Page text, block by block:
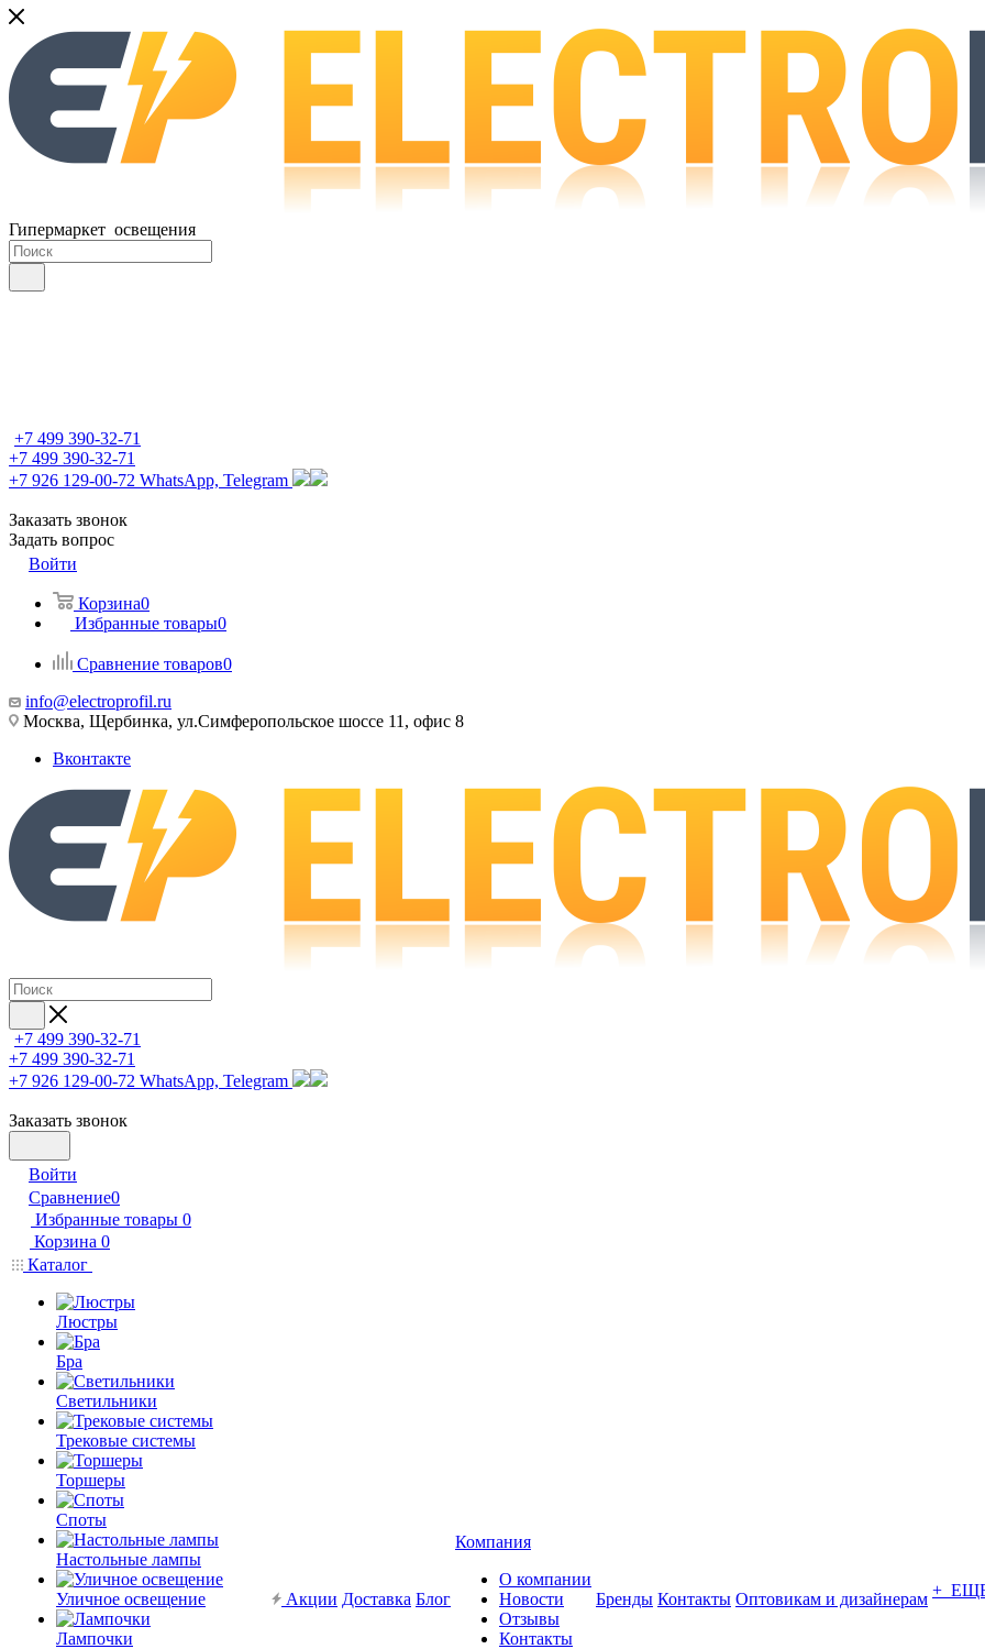
Гипермаркет освещения
+7 499 390-32-71
+7 499 390-32-71
+7 926 129-00-72 WhatsApp, Telegram
Заказать звонок
Задать вопрос
Войти
Корзина0
Избранные товары0
Сравнение товаров0
info@electroprofil.ru
Москва, Щербинка, ул.Симферопольское шоссе 11, офис 8
Вконтакте
+7 499 390-32-71
+7 499 390-32-71
+7 926 129-00-72 WhatsApp, Telegram
Заказать звонок
Войти
Сравнение0
Избранные товары 0
Корзина 0
Каталог
Люстры
Бра
Светильники
Трековые системы
Торшеры
Споты
Настольные лампы
Уличное освещение
Лампочки
Акции Доставка Блог
Компания
О компании
Новости
Отзывы
Контакты
Бренды Контакты Оптовикам и дизайнерам +